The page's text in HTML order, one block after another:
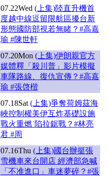
07.22Wed (上集)陸直升機首
度越中線逗留限航區擾台新
形態國防部視若無睹？#高嘉
瑜 #陳世軒
07.20Mon (上集)伊朗親官方
媒體釋「殺川普」影片模擬
車隊路線、復仇宣傳？#高嘉
瑜 #張啓楷
07.18Sat (上集)爭奪荷姆茲海
峽控制權美伊互炸基礎設施
戰火重燃˙陷拉鋸戰？#林亮
君 #周
07.16Thu (上集)國台辦挺張
雪機車來台開店 經濟部急喊
「不准進口」車迷夢碎？#張